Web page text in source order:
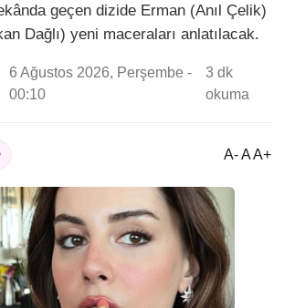
geçen dizide Erman (Anıl Çelik)
Dağlı) yeni maceraları anlatılacak.
6 Ağustos 2026, Perşembe -
00:10
3 dk
okuma
A- A A+